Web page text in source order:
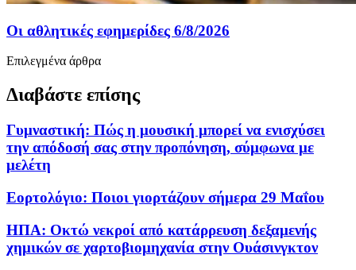
Οι αθλητικές εφημερίδες 6/8/2026
Επιλεγμένα άρθρα
Διαβάστε επίσης
Γυμναστική: Πώς η μουσική μπορεί να ενισχύσει
την απόδοσή σας στην προπόνηση, σύμφωνα με
μελέτη
Εορτολόγιο: Ποιοι γιορτάζουν σήμερα 29 Μαΐου
ΗΠΑ: Οκτώ νεκροί από κατάρρευση δεξαμενής
χημικών σε χαρτοβιομηχανία στην Ουάσινγκτον